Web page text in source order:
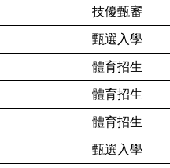
技優甄審
甄選入學
體育招生
體育招生
體育招生
甄選入學